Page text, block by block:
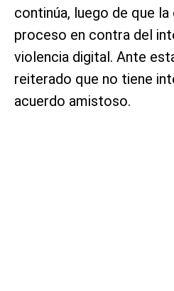
continúa, luego de que
proceso en contra del
violencia digital. Ante
reiterado que no tiene
acuerdo amistoso.